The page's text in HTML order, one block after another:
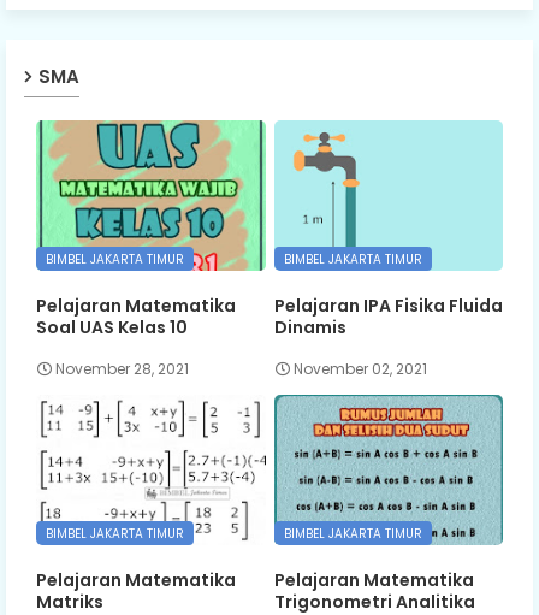
SMA
BIMBEL JAKARTA TIMUR
Pelajaran Matematika
Soal UAS Kelas 10
November 28, 2021
BIMBEL JAKARTA TIMUR
Pelajaran IPA Fisika Fluida
Dinamis
November 02, 2021
BIMBEL JAKARTA TIMUR
Pelajaran Matematika
Matriks
BIMBEL JAKARTA TIMUR
Pelajaran Matematika
Trigonometri Analitika